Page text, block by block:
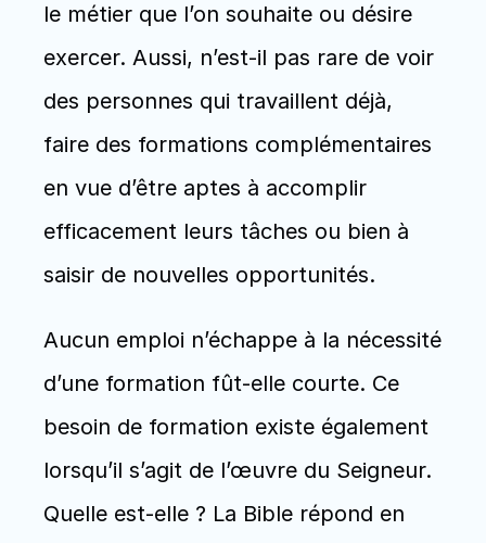
le métier que l’on souhaite ou désire
exercer. Aussi, n’est-il pas rare de voir
des personnes qui travaillent déjà,
faire des formations complémentaires
en vue d’être aptes à accomplir
efficacement leurs tâches ou bien à
saisir de nouvelles opportunités.
Aucun emploi n’échappe à la nécessité
d’une formation fût-elle courte. Ce
besoin de formation existe également
lorsqu’il s’agit de l’œuvre du Seigneur.
Quelle est-elle ? La Bible répond en